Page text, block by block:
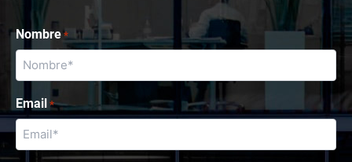
Nombre *
Email *